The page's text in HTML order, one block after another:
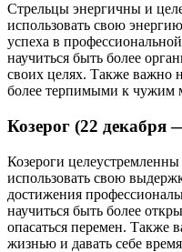
Стрельцы энергичны и
использовать свою
успеха в
научиться быть более
своих целях. Также важно
более терпимыми к чужим
Козерог (22 декабря
Козероги
использовать свою
достижения
научиться быть более
опасаться перемен. Также
жизнью и давать себе